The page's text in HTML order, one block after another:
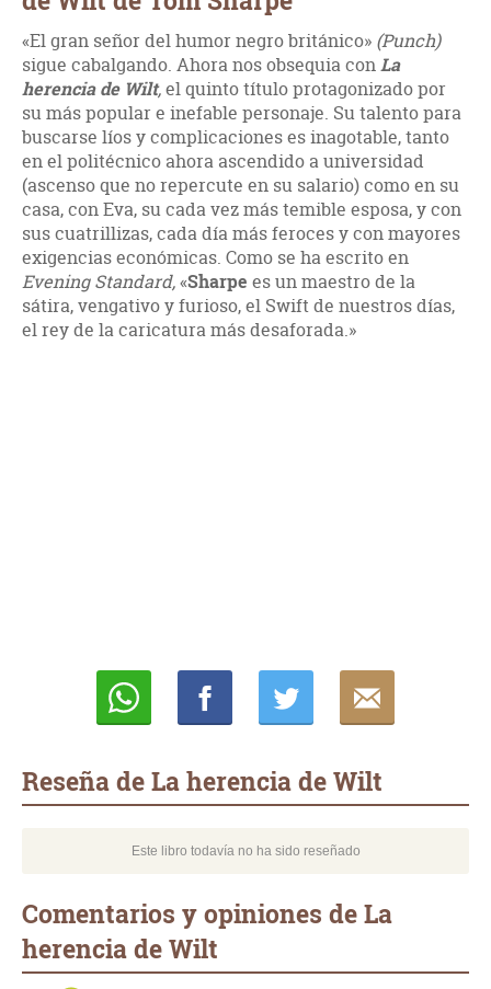
«El gran señor del humor negro británico» (Punch)
sigue cabalgando. Ahora nos obsequia con La
herencia de Wilt,el quinto título protagonizado por
su más popular e inefable personaje. Su talento para
buscarse líos y complicaciones es inagotable, tanto
en el politécnico ahora ascendido a universidad
(ascenso que no repercute en su salario) como en su
casa, con Eva, su cada vez más temible esposa, y con
sus cuatrillizas, cada día más feroces y con mayores
exigencias económicas. Como se ha escrito en
Evening Standard,«Sharpe es un maestro de la
sátira, vengativo y furioso, el Swift de nuestros días,
el rey de la caricatura más desaforada.»
Reseña de La herencia de Wilt
Este libro todavía no ha sido reseñado
Comentarios y opiniones de La
herencia de Wilt